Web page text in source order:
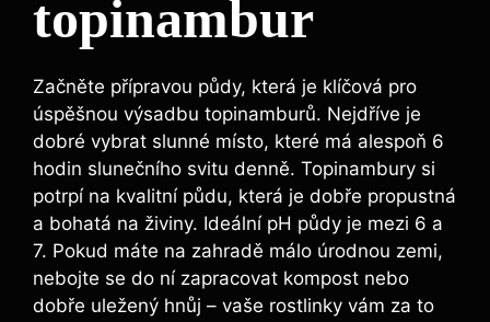
topinambur
Začněte přípravou půdy, která je klíčová pro
úspěšnou výsadbu topinamburů. Nejdříve je
dobré vybrat slunné místo, které má alespoň 6
hodin slunečního svitu denně. Topinambury si
potrpí na kvalitní půdu, která je dobře propustná
a bohatá na živiny. Ideální pH půdy je mezi 6 a
7. Pokud máte na zahradě málo úrodnou zemi,
nebojte se do ní zapracovat kompost nebo
dobře uležený hnůj – vaše rostlinky vám za to